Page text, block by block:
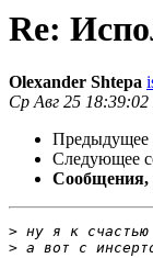
Re:
Olexander Shtepa
Ср Авг 25 18:39:02
Предыдущее
Следующее
Сообщения,
>
>